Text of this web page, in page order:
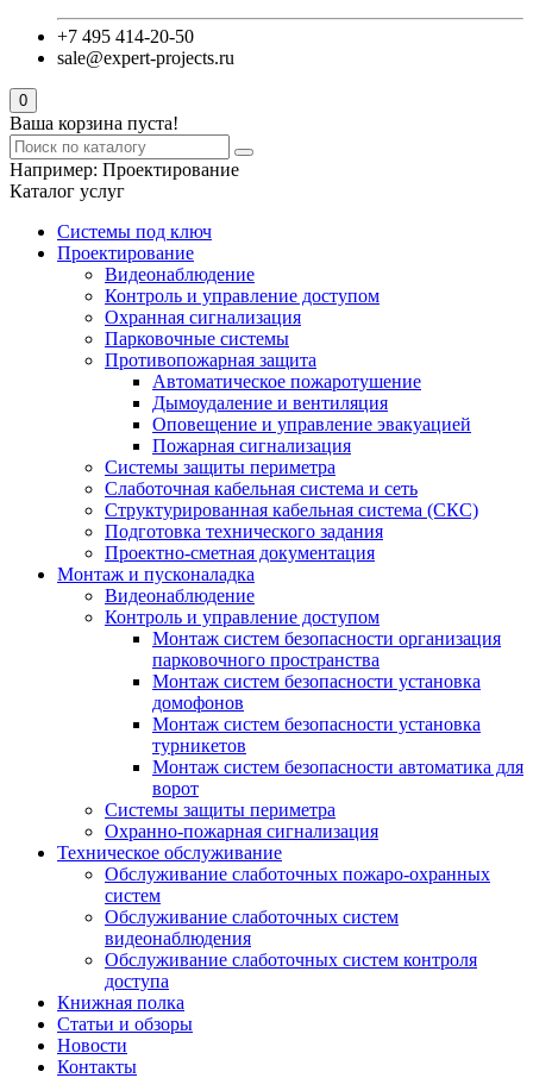
+7 495 414-20-50
sale@expert-projects.ru
0
Ваша корзина пуста!
Например: Проектирование
Каталог услуг
Системы под ключ
Проектирование
Видеонаблюдение
Контроль и управление доступом
Охранная сигнализация
Парковочные системы
Противопожарная защита
Автоматическое пожаротушение
Дымоудаление и вентиляция
Оповещение и управление эвакуацией
Пожарная сигнализация
Системы защиты периметра
Слаботочная кабельная система и сеть
Структурированная кабельная система (СКС)
Подготовка технического задания
Проектно-сметная документация
Монтаж и пусконаладка
Видеонаблюдение
Контроль и управление доступом
Монтаж систем безопасности организация
парковочного пространства
Монтаж систем безопасности установка
домофонов
Монтаж систем безопасности установка
турникетов
Монтаж систем безопасности автоматика для
ворот
Системы защиты периметра
Охранно-пожарная сигнализация
Техническое обслуживание
Обслуживание слаботочных пожаро-охранных
систем
Обслуживание слаботочных систем
видеонаблюдения
Обслуживание слаботочных систем контроля
доступа
Книжная полка
Статьи и обзоры
Новости
Контакты